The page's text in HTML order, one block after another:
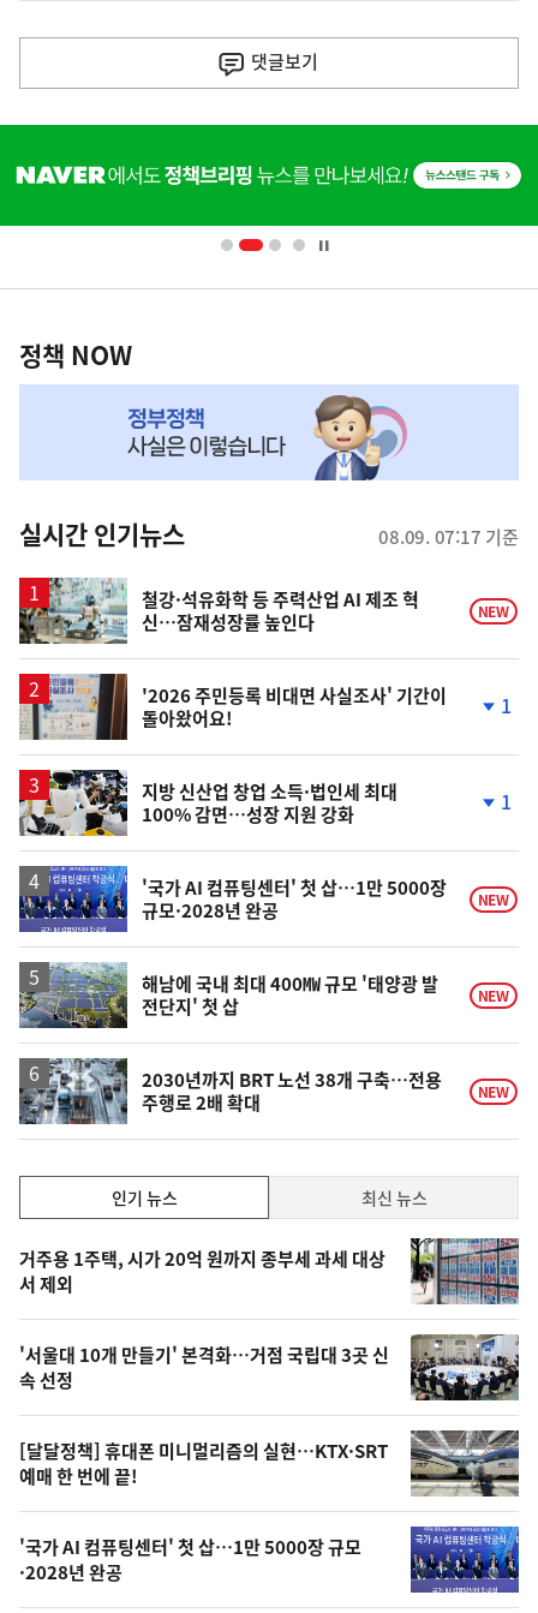
다
음
기
댓글보기
단
영
책
NOW,
뉴
스
정책 NOW
실시간 인기뉴스 08.09. 07:17 기준
철강·석유화학 등 주력산업 AI 제조 혁
신…잠재성장률 높인다
NEW
'2026 주민등록 비대면 사실조사' 기간이
돌아왔어요!
1
지방 신산업 창업 소득·법인세 최대
100% 감면…성장 지원 강화
락
1
'국가 AI 컴퓨팅센터' 첫 삽…1만 5000장
규모·2028년 완공
NEW
해남에 국내 최대 400㎿ 규모 '태양광 발
전단지' 첫 삽
NEW
2030년까지 BRT 노선 38개 구축…전용
주행로 2배 확대
NEW
기,
최
신,
오
늘
의
영
상
오
늘
인기 뉴스 최신 뉴스
기
뉴
스
거주용 1주택, 시가 20억 원까지 종부세 과세 대상
서 제외
'서울대 10개 만들기' 본격화…거점 국립대 3곳 신
속 선정
[달달정책] 휴대폰 미니멀리즘의 실현…KTX·SRT
예매 한 번에 끝!
'국가 AI 컴퓨팅센터' 첫 삽…1만 5000장 규모
·2028년 완공